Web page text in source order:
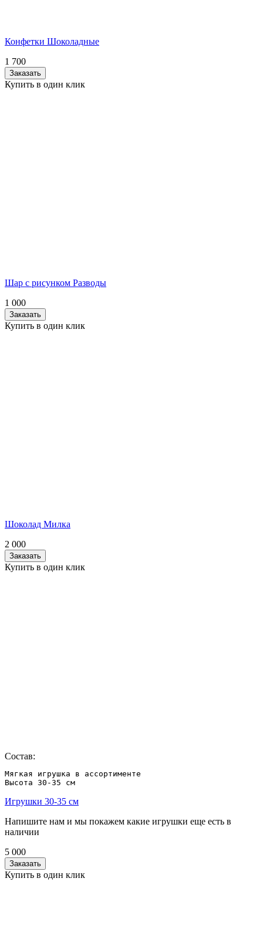
Конфетки Шоколадные
1 700
Заказать
Купить в один клик
Шар с рисунком Разводы
1 000
Заказать
Купить в один клик
Шоколад Милка
2 000
Заказать
Купить в один клик
Состав:
Мягкая игрушка в ассортименте
Высота 30-35 см
Игрушки 30-35 см
Напишите нам и мы покажем какие игрушки еще есть в
наличии
5 000
Заказать
Купить в один клик